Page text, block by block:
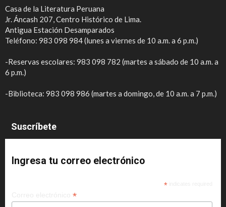
Casa de la Literatura Peruana
Jr. Áncash 207, Centro Histórico de Lima.
Antigua Estación Desamparados
Teléfono: 983 098 984 (lunes a viernes de 10 a.m. a 6 p.m.)
-Reservas escolares: 983 098 782 (martes a sábado de 10 a.m. a
6 p.m.)
-Biblioteca: 983 098 986 (martes a domingo, de 10 a.m. a 7 p.m.)
Suscríbete
Ingresa tu correo electrónico
*
*